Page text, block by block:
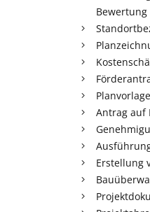
Bewertung
Antrag auf
Erstellung